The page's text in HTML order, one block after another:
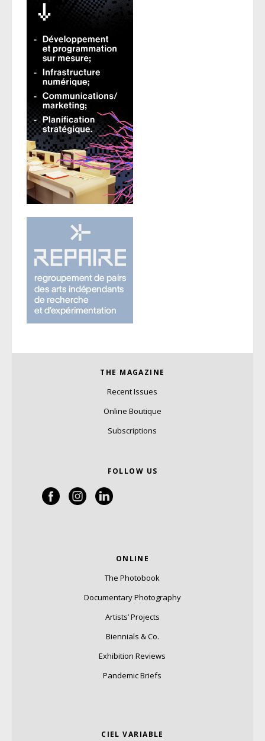
THE MAGAZINE
Recent Issues
Online Boutique
Subscriptions
FOLLOW US
ONLINE
The Photobook
Documentary Photography
Artists’ Projects
Biennials & Co.
Exhibition Reviews
Pandemic Briefs
CIEL VARIABLE